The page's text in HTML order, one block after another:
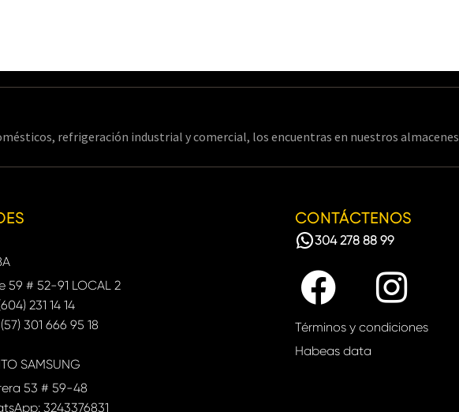
refrigeración industrial y comercial, los encuentras en nuestros almacenes
59 # 52-91 LOCAL 2
231 14 14
301 666 95 18
SAMSUNG
53 # 59-48
3243376831
CONTÁCTENOS
304 278 88 99
Términos y condiciones
Habeas data